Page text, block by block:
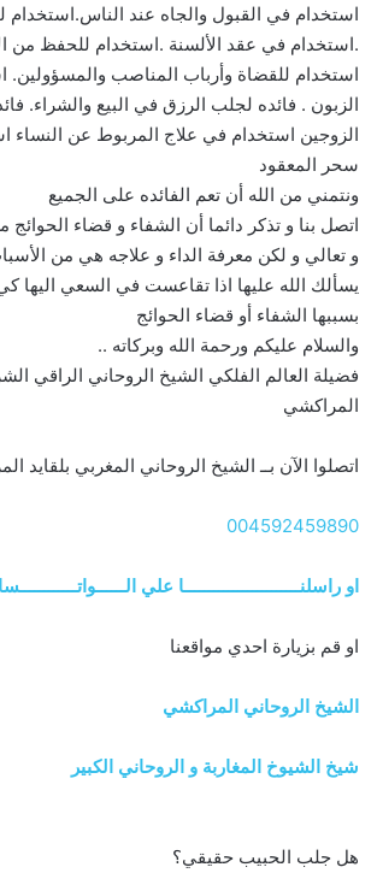
استخدام في القبول والجاه عند الناس.استخدام
.استخدام في عقد الألسنة .استخدام للحفظ من
استخدام للقضاة وأرباب المناصب والمسؤولين.
الزبون . فائده لجلب الرزق في البيع والشراء.
الزوجين استخدام في علاج المربوط عن النساء
سحر المعقود
ونتمني من الله أن تعم الفائده على الجميع
اتصل بنا و تذكر دائما أن الشفاء و قضاء الحوائج
و تعالي و لكن معرفة الداء و علاجه هي من
يسألك الله عليها اذا تقاعست في السعي اليها
بسببها الشفاء أو قضاء الحوائج
والسلام عليكم ورحمة الله وبركاته ..
فضيلة العالم الفلكي الشيخ الروحاني الراقي
المراكشي
اتصلوا الآن بــ الشيخ الروحاني المغربي بلقايد
004592459890
او راسلنــــــــــــــــــــــــا علي
او قم بزيارة احدي مواقعنا
الشيخ الروحاني المراكشي
شيخ الشيوخ المغاربة و الروحاني الكبير
هل جلب الحبيب حقيقي؟